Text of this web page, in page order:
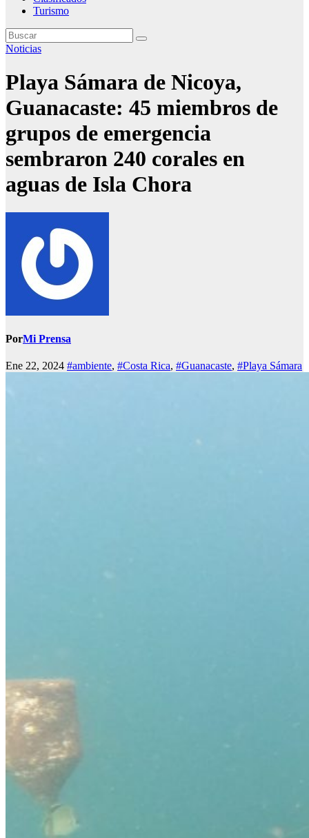
Turismo
Noticias
Playa Sámara de Nicoya,
Guanacaste: 45 miembros de
grupos de emergencia
sembraron 240 corales en
aguas de Isla Chora
PorMi Prensa
Ene 22, 2024 #ambiente, #Costa Rica, #Guanacaste, #Playa Sámara